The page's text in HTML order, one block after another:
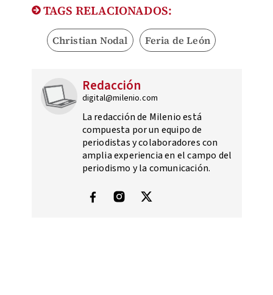
TAGS RELACIONADOS:
Christian Nodal Feria de León
Redacción
digital@milenio.com
La redacción de Milenio está
compuesta por un equipo de
periodistas y colaboradores con
amplia experiencia en el campo del
periodismo y la comunicación.